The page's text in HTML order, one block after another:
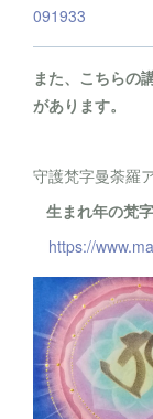
091933
また、こちらの
があります。
守護梵字曼荼羅
生まれ年の梵
https://